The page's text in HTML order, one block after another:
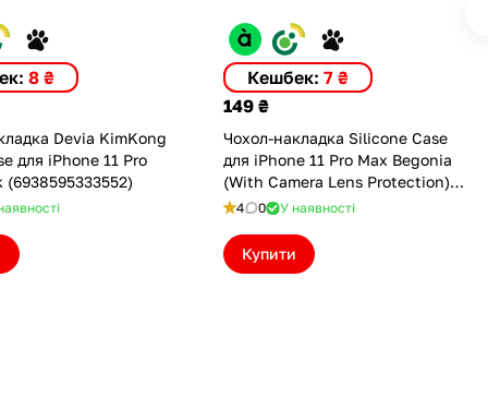
8 ₴
Devia KimKong
для iPhone 11 Pro
(6938595333552)
Кешбек: 7 ₴
149 ₴
Чохол-накладка Silicone Case
для iPhone 11 Pro Max Begonia
(With Camera Lens Protection)
(ASC11PMCLPBGN)
4 0 У наявності
Купити